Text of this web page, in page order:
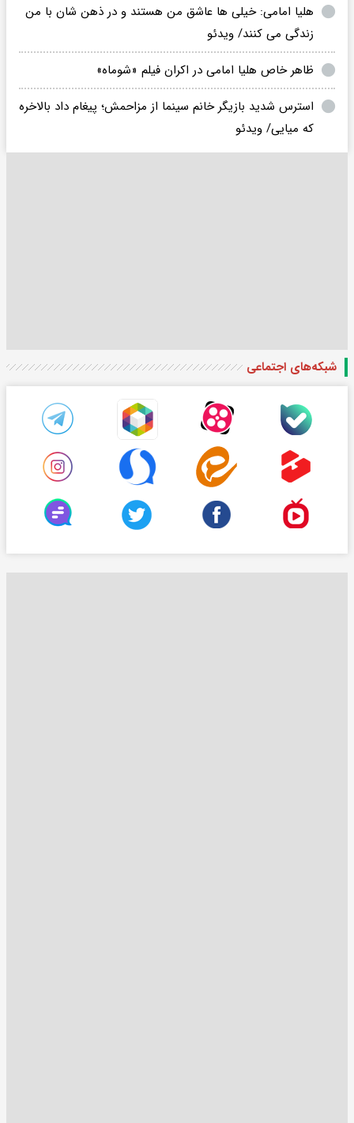
هلیا امامی: خیلی ها عاشق من هستند و در ذهن شان با من
زندگی می کنند/ ویدئو
ظاهر خاص هلیا امامی در اکران فیلم «شوماه»
استرس شدید بازیگر خانم سینما از مزاحمش؛ پیغام داد بالاخره
که میایی/ ویدئو
شبکه‌های اجتماعی